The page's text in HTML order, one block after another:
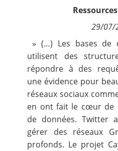
Nous suivre
29/07/
» (…) Les bases de
utilisent des
répondre à des
une évidence pour
réseaux sociaux
en ont fait le cœur de
de données. Twitter
gérer des réseaux
profonds. Le projet